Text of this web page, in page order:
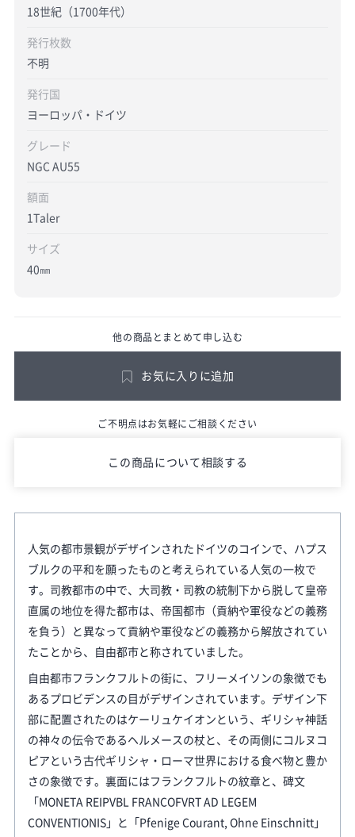
18世紀（1700年代）
発行枚数
不明
発行国
ヨーロッパ・ドイツ
グレード
NGC AU55
額面
1Taler
サイズ
40㎜
他の商品とまとめて申し込む
お気に入りに追加
ご不明点はお気軽にご相談ください
この商品について相談する
人気の都市景観がデザインされたドイツのコインで、ハプス
ブルクの平和を願ったものと考えられている人気の一枚で
す。司教都市の中で、大司教・司教の統制下から脱して皇帝
直属の地位を得た都市は、帝国都市（貢納や軍役などの義務
を負う）と異なって貢納や軍役などの義務から解放されてい
たことから、自由都市と称されていました。
自由都市フランクフルトの街に、フリーメイソンの象徴でも
あるプロビデンスの目がデザインされています。デザイン下
部に配置されたのはケーリュケイオンという、ギリシャ神話
の神々の伝令であるヘルメースの杖と、その両側にコルヌコ
ピアという古代ギリシャ・ローマ世界における食べ物と豊か
さの象徴です。裏面にはフランクフルトの紋章と、碑文
「MONETA REIPVBL FRANCOFVRT AD LEGEM
CONVENTIONIS」と「Pfenige Courant, Ohne Einschnitt」